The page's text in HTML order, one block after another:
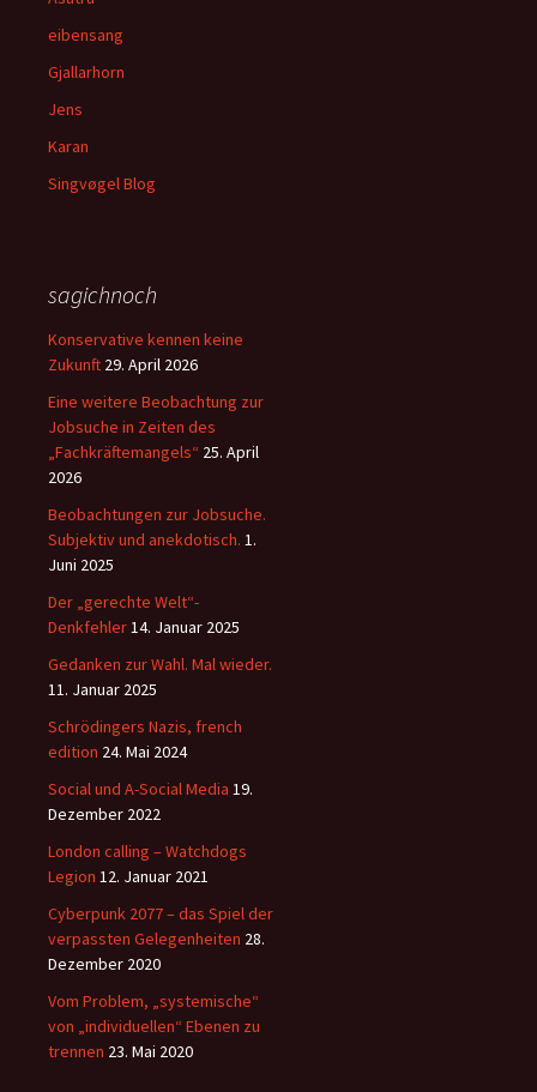
eibensang
Gjallarhorn
Jens
Karan
Singvøgel Blog
sagichnoch
Konservative kennen keine
Zukunft 29. April 2026
Eine weitere Beobachtung zur
Jobsuche in Zeiten des
„Fachkräftemangels“ 25. April
2026
Beobachtungen zur Jobsuche.
Subjektiv und anekdotisch. 1.
Juni 2025
Der „gerechte Welt“-
Denkfehler14. Januar 2025
Gedanken zur Wahl. Mal wieder.
11. Januar 2025
Schrödingers Nazis, french
edition 24. Mai 2024
Social und A-Social Media 19.
Dezember 2022
London calling – Watchdogs
Legion 12. Januar 2021
Cyberpunk 2077 – das Spiel der
verpassten Gelegenheiten 28.
Dezember 2020
Vom Problem, „systemische“
von „individuellen“ Ebenen zu
trennen 23. Mai 2020